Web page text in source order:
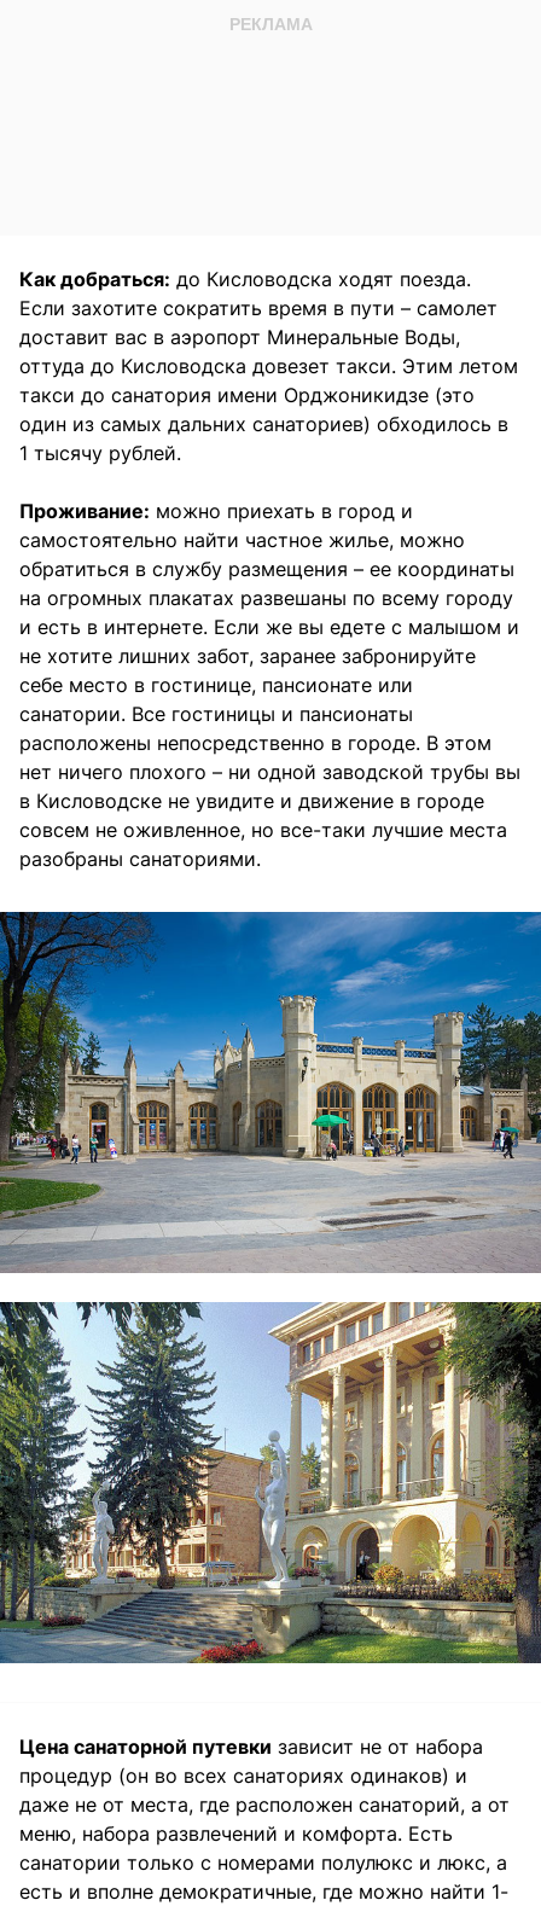
Как добраться: до Кисловодска ходят поезда.
Если захотите сократить время в пути – самолет
доставит вас в аэропорт Минеральные Воды,
оттуда до Кисловодска довезет такси. Этим летом
такси до санатория имени Орджоникидзе (это
один из самых дальних санаториев) обходилось в
1 тысячу рублей.
Проживание: можно приехать в город и
самостоятельно найти частное жилье, можно
обратиться в службу размещения – ее координаты
на огромных плакатах развешаны по всему городу
и есть в интернете. Если же вы едете с малышом и
не хотите лишних забот, заранее забронируйте
себе место в гостинице, пансионате или
санатории. Все гостиницы и пансионаты
расположены непосредственно в городе. В этом
нет ничего плохого – ни одной заводской трубы вы
в Кисловодске не увидите и движение в городе
совсем не оживленное, но все-таки лучшие места
разобраны санаториями.
Цена санаторной путевки зависит не от набора
процедур (он во всех санаториях одинаков) и
даже не от места, где расположен санаторий, а от
меню, набора развлечений и комфорта. Есть
санатории только с номерами полулюкс и люкс, а
есть и вполне демократичные, где можно найти 1-